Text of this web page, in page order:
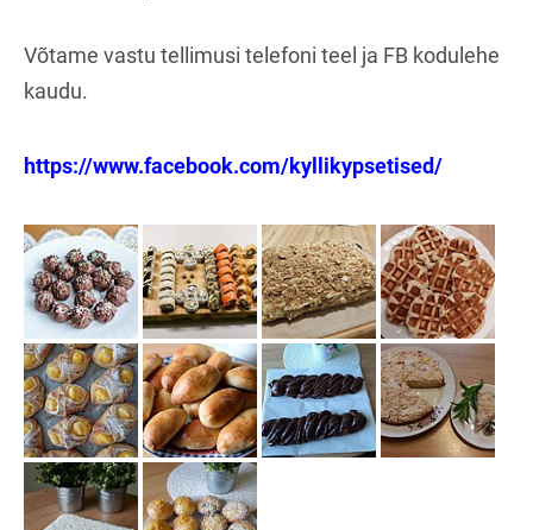
Võtame vastu tellimusi telefoni teel ja FB kodulehe
kaudu.
https://www.facebook.com/kyllikypsetised/